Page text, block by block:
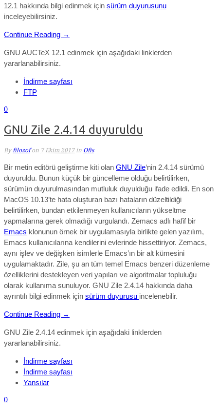
12.1 hakkında bilgi edinmek için sürüm duyurusunu
inceleyebilirsiniz.
Continue Reading →
GNU AUCTeX 12.1 edinmek için aşağıdaki linklerden
yararlanabilirsiniz.
İndirme sayfası
FTP
0
GNU Zile 2.4.14 duyuruldu
By filozof on 7 Ekim 2017 in Ofis
Bir metin editörü geliştirme kiti olan GNU Zile‘nin 2.4.14 sürümü
duyuruldu. Bunun küçük bir güncelleme olduğu belirtilirken,
sürümün duyurulmasından mutluluk duyulduğu ifade edildi. En son
MacOS 10.13’te hata oluşturan bazı hataların düzeltildiği
belirtilirken, bundan etkilenmeyen kullanıcıların yükseltme
yapmalarına gerek olmadığı vurgulandı. Zemacs adlı hafif bir
Emacs klonunun örnek bir uygulamasıyla birlikte gelen yazılım,
Emacs kullanıcılarına kendilerini evlerinde hissettiriyor. Zemacs,
aynı işlev ve değişken isimlerle Emacs’ın bir alt kümesini
uygulamaktadır. Zile, şu an tüm temel Emacs benzeri düzenleme
özelliklerini destekleyen veri yapıları ve algoritmalar topluluğu
olarak kullanıma sunuluyor. GNU Zile 2.4.14 hakkında daha
ayrıntılı bilgi edinmek için sürüm duyurusu incelenebilir.
Continue Reading →
GNU Zile 2.4.14 edinmek için aşağıdaki linklerden
yararlanabilirsiniz.
İndirme sayfası
İndirme sayfası
Yansılar
0